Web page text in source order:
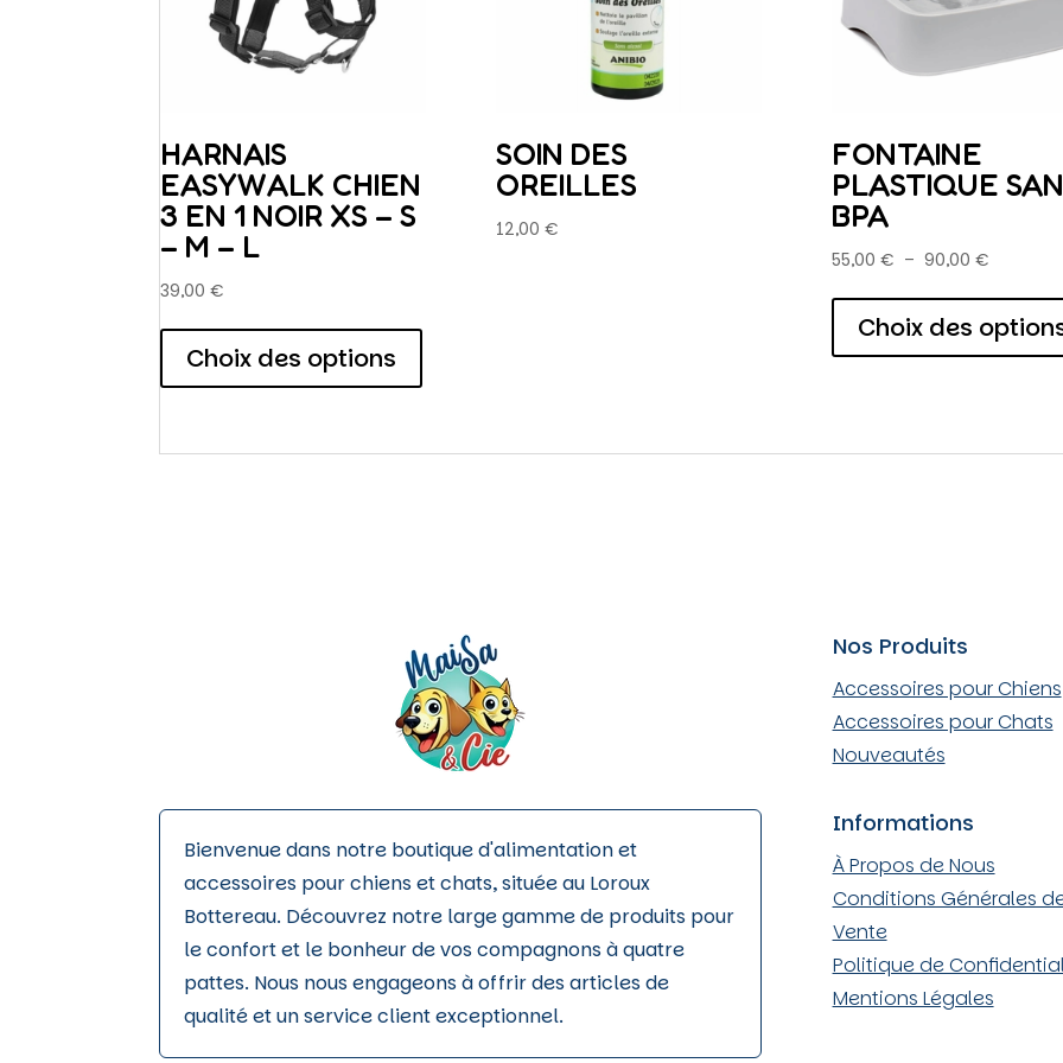
HARNAIS
EASYWALK CHIEN
3 EN 1 NOIR XS – S
– M – L
39,00€
Choix des options
Les
page
du
produit
SOIN DES
OREILLES
12,00€
FONTAINE
PLASTIQUE
BPA
55,00€ – 90,00€
prix :
55,00 €
Choix des
Bienvenue dans notre boutique d'alimentation et
accessoires pour chiens et chats, située au Loroux
Bottereau. Découvrez notre large gamme de produits pour
le confort et le bonheur de vos compagnons à quatre
pattes. Nous nous engageons à offrir des articles de
qualité et un service client exceptionnel.
Nos Produits
Accessoires pour Chiens
Accessoires pour Chats
Nouveautés
Informations
À Propos de Nous
Conditions Générales
Vente
Politique de
Mentions Légales